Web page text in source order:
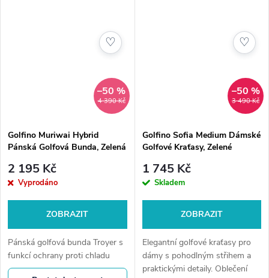
4 390 Kč
–50 %
Golfino Muriwai Hybrid
Pánská Golfová Bunda, Zelená
2 195 Kč
Vyprodáno
ZOBRAZIT
Pánská golfová bunda Troyer s
funkcí ochrany proti chladu
♡
3 490 Kč
–50 %
Golfino Sofia Medium Dámské
Golfové Kraťasy, Zelené
1 745 Kč
Skladem
ZOBRAZIT
Elegantní golfové kraťasy pro
dámy s pohodlným střihem a
praktickými detaily. Oblečení
♡